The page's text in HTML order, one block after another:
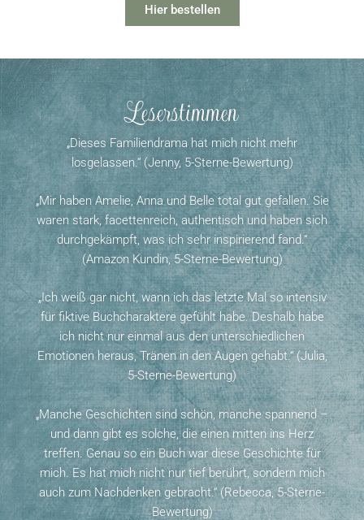
Hier bestellen
Leserstimmen
„Dieses Familiendrama hat mich nicht mehr
losgelassen.“ (Jenny, 5-Sterne-Bewertung)
„Mir haben Amelie, Anna und Belle total gut gefallen. Sie
waren stark, facettenreich, authentisch und haben sich
durchgekämpft, was ich sehr inspirierend fand.“
(Amazon Kundin, 5-Sterne-Bewertung)
„Ich weiß gar nicht, wann ich das letzte Mal so intensiv
für fiktive Buchcharaktere gefühlt habe. Deshalb habe
ich nicht nur einmal aus den unterschiedlichen
Emotionen heraus, Tränen in den Augen gehabt.“ (Julia,
5-Sterne-Bewertung)
„Manche Geschichten sind schön, manche spannend –
und dann gibt es solche, die einen mitten ins Herz
treffen. Genau so ein Buch war diese Geschichte für
mich. Es hat mich nicht nur tief berührt, sondern mich
auch zum Nachdenken gebracht.“ (Rebecca, 5-Sterne-
Bewertung)